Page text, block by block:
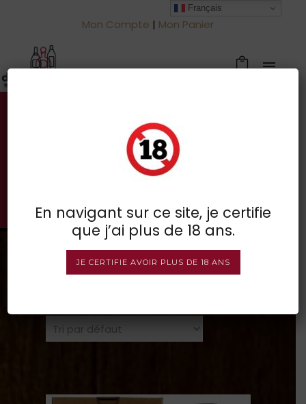
Mon Compte | Mon Panier
Votre spécialiste des vins à
BOUTIQUE EN LIGNE
Français
En navigant sur ce site, je certifie
que j’ai plus de 18 ans.
JE CERTIFIE AVOIR PLUS DE 18 ANS